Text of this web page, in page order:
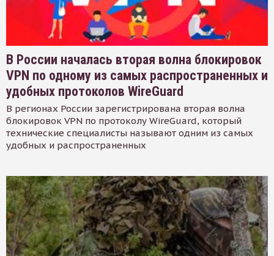
В России началась вторая волна блокировок
VPN по одному из самых распространенных и
удобных протоколов WireGuard
В регионах России зарегистрирована вторая волна
блокировок VPN по протоколу WireGuard, который
технические специалисты называют одним из самых
удобных и распространенных